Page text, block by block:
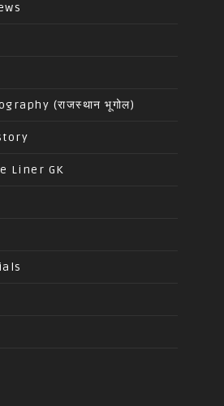
(राजस्थान भूगोल)
Liner GK